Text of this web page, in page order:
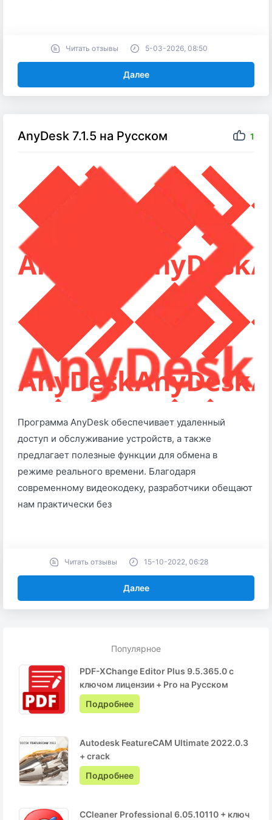
Популярное
PDF-XChange Editor Plus 9.5.365.0 с
ключом лицензии + Pro на Русском
Подробнее
Autodesk FeatureCAM Ultimate 2022.0.3
+ crack
Подробнее
CCleaner Professional 6.05.10110 + ключ
Далее
Читать отзывы 5-03-2026, 08:50
AnyDesk 7.1.5 на Русском 1
Программа AnyDesk обеспечивает удаленный
доступ и обслуживание устройств, а также
предлагает полезные функции для обмена в
режиме реального времени. Благодаря
современному видеокодеку, разработчики обещают
нам практически без
Далее
Читать отзывы 15-10-2022, 06:28